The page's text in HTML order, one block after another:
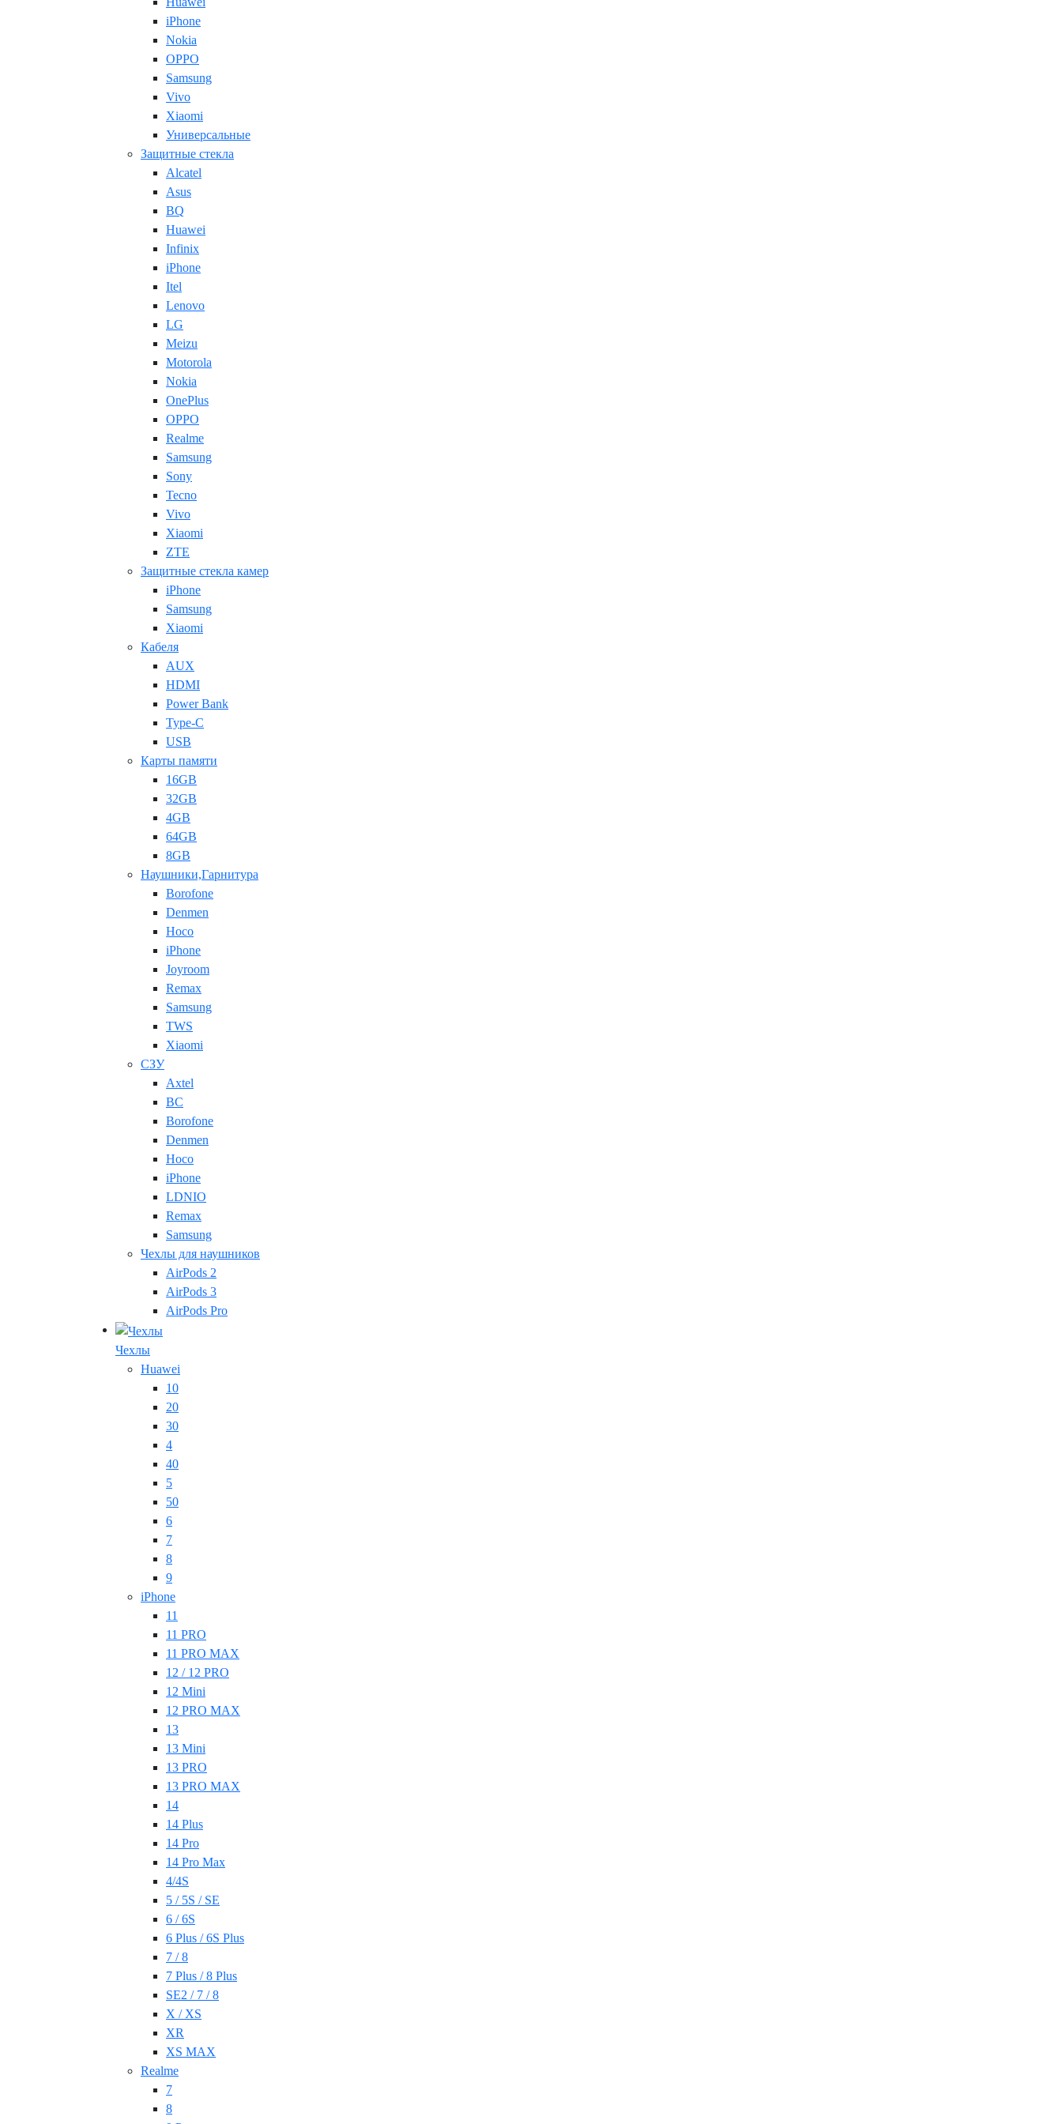
iPhone
Nokia
OPPO
Samsung
Vivo
Xiaomi
Универсальные
Защитные стекла
Alcatel
Asus
BQ
Huawei
Infinix
iPhone
Itel
Lenovo
LG
Meizu
Motorola
Nokia
OnePlus
OPPO
Realme
Samsung
Sony
Tecno
Vivo
Xiaomi
ZTE
Защитные стекла камер
iPhone
Samsung
Xiaomi
Кабеля
AUX
HDMI
Power Bank
Type-C
USB
Карты памяти
16GB
32GB
4GB
64GB
8GB
Наушники,Гарнитура
Borofone
Denmen
Hoco
iPhone
Joyroom
Remax
Samsung
TWS
Xiaomi
СЗУ
Axtel
BC
Borofone
Denmen
Hoco
iPhone
LDNIO
Remax
Samsung
Чехлы для наушников
AirPods 2
AirPods 3
AirPods Pro
Чехлы
Huawei
10
20
30
4
40
5
50
6
7
8
9
iPhone
11
11 PRO
11 PRO MAX
12 / 12 PRO
12 Mini
12 PRO MAX
13
13 Mini
13 PRO
13 PRO MAX
14
14 Plus
14 Pro
14 Pro Max
4/4S
5 / 5S / SE
6 / 6S
6 Plus / 6S Plus
7 / 8
7 Plus / 8 Plus
SE2 / 7 / 8
X / XS
XR
XS MAX
Realme
7
8